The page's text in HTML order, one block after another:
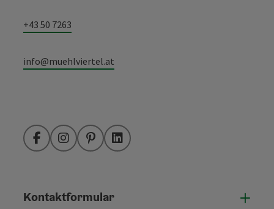
+43 50 7263
info@muehlviertel.at
FacebookInstagramPinterestLinkedIn
Kontaktformular